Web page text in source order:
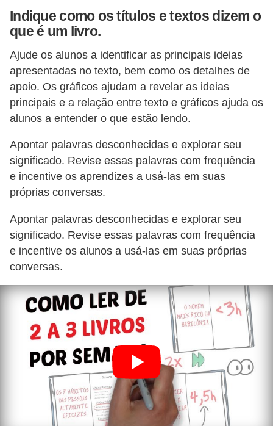
Indique como os títulos e textos dizem o
que é um livro.
Ajude os alunos a identificar as principais ideias
apresentadas no texto, bem como os detalhes de
apoio. Os gráficos ajudam a revelar as ideias
principais e a relação entre texto e gráficos ajuda os
alunos a entender o que estão lendo.
Apontar palavras desconhecidas e explorar seu
significado. Revise essas palavras com frequência
e incentive os aprendizes a usá-las em suas
próprias conversas.
Apontar palavras desconhecidas e explorar seu
significado. Revise essas palavras com frequência
e incentive os alunos a usá-las em suas próprias
conversas.